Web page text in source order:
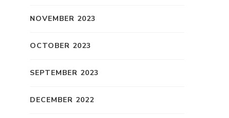
NOVEMBER 2023
OCTOBER 2023
SEPTEMBER 2023
DECEMBER 2022